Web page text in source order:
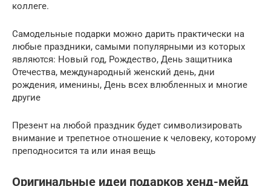
коллеге.
Самодельные подарки можно дарить практически на
любые праздники, самыми популярными из которых
являются: Новый год, Рождество, День защитника
Отечества, международный женский день, дни
рождения, именины, День всех влюбленных и многие
другие
Презент на любой праздник будет символизировать
внимание и трепетное отношение к человеку, которому
преподносится та или иная вещь
Оригинальные идеи подарков хенд-мейд